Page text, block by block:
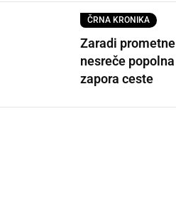
ČRNA KRONIKA
Zaradi prometne
nesreče popolna
zapora ceste